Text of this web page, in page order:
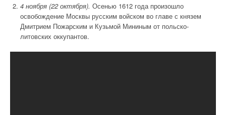
4 ноября (22 октября). Осенью 1612 года произошло
освобождение Москвы русским войском во главе с князем
Дмитрием Пожарским и Кузьмой Мининым от польско-
литовских оккупантов.